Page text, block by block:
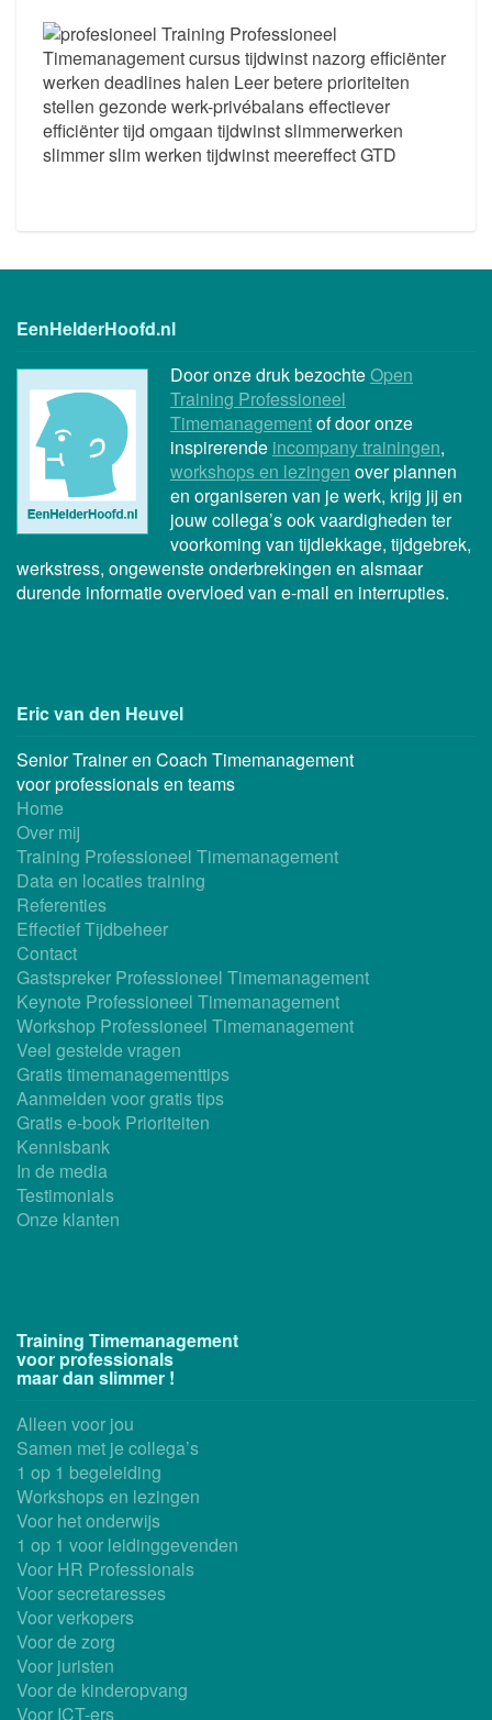
EenHelderHoofd.nl
Door onze druk bezochteOpen
Training Professioneel
Timemanagementof door onze
inspirerende incompany trainingen,
workshops en lezingen over plannen
en organiseren van je werk, krijg jij en
jouw collega’s ook vaardigheden ter
voorkoming van tijdlekkage, tijdgebrek,
werkstress, ongewenste onderbrekingen en alsmaar
durende informatie overvloed van e-mail en interrupties.
Eric van den Heuvel
Senior Trainer en Coach Timemanagement
voor professionals en teams
Home
Over mij
Training Professioneel Timemanagement
Data en locaties training
Referenties
Effectief Tijdbeheer
Contact
Gastspreker Professioneel Timemanagement
Keynote Professioneel Timemanagement
Workshop Professioneel Timemanagement
Veel gestelde vragen
Gratis timemanagementtips
Aanmelden voor gratis tips
Gratis e-book Prioriteiten
Kennisbank
In de media
Testimonials
Onze klanten
Training Timemanagement
voor professionals
maar dan slimmer !
Alleen voor jou
Samen met je collega’s
1 op 1 begeleiding
Workshops en lezingen
Voor het onderwijs
1 op 1 voor leidinggevenden
Voor HR Professionals
Voor secretaresses
Voor verkopers
Voor de zorg
Voor juristen
Voor de kinderopvang
Voor ICT-ers